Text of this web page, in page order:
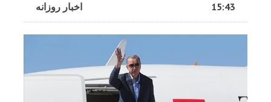
اخبار روزانه 15:43